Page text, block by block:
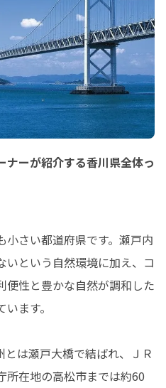
ナーが紹介する香川県全体っ
小さい都道府県です。瀬戸内
いという自然環境に加え、コ
便性と豊かな自然が調和した
ます。
は瀬戸大橋で結ばれ、ＪＲ
所在地の高松市までは約60